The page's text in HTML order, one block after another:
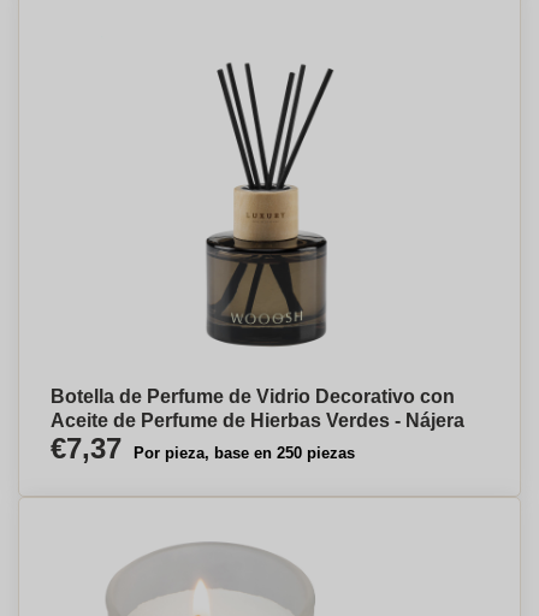
Botella de Perfume de Vidrio Decorativo con
Aceite de Perfume de Hierbas Verdes - Nájera
€7,37 Por pieza, base en 250 piezas